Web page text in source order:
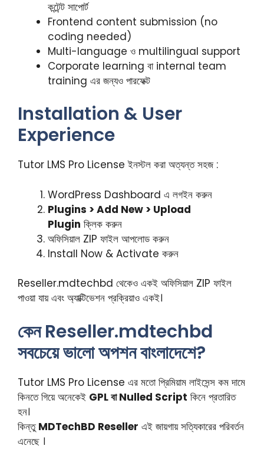
কন্টেন্ট সাপোর্ট
Frontend content submission (no
coding needed)
Multi-language ও multilingual support
Corporate learning বা internal team
training এর জন্যও পারফেক্ট
Installation & User
Experience
Tutor LMS Pro License ইনস্টল করা অত্যন্ত সহজ :
WordPress Dashboard এ লগইন করুন
Plugins > Add New > Upload
Plugin ক্লিক করুন
অফিসিয়াল ZIP ফাইল আপলোড করুন
Install Now & Activate করুন
Reseller.mdtechbd থেকেও একই অফিসিয়াল ZIP ফাইল
পাওয়া যায় এবং অ্যাক্টিভেশন প্রক্রিয়াও একই।
কেন Reseller.mdtechbd
সবচেয়ে ভালো অপশন বাংলাদেশে?
Tutor LMS Pro License এর মতো প্রিমিয়াম লাইসেন্স কম দামে
কিনতে গিয়ে অনেকেই GPL বা Nulled Script কিনে প্রতারিত
হন।
কিন্তু MDTechBD Reseller এই জায়গায় সত্যিকারের পরিবর্তন
এনেছে ।